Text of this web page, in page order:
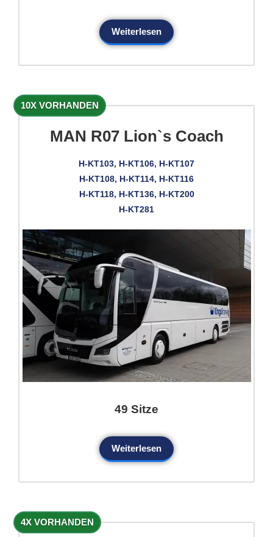
Weiterlesen
10X VORHANDEN
MAN R07 Lion`s Coach
H-KT103, H-KT106, H-KT107
H-KT108, H-KT114, H-KT116
H-KT118, H-KT136, H-KT200
H-KT281
49 Sitze
Weiterlesen
4X VORHANDEN